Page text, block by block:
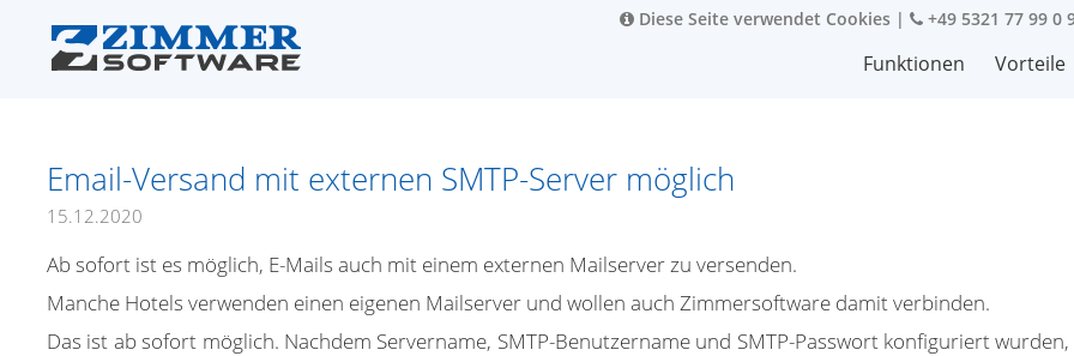
Diese Seite verwendet Cookies | +49 5321 77 99 0
Funktionen Vorteile
Email-Versand mit externen SMTP-Server möglich
15.12.2020
Ab sofort ist es möglich, E-Mails auch mit einem externen Mailserver zu versenden.
Manche Hotels verwenden einen eigenen Mailserver und wollen auch Zimmersoftware damit verbinden.
Das ist ab sofort möglich. Nachdem Servername, SMTP-Benutzername und SMTP-Passwort konfiguriert